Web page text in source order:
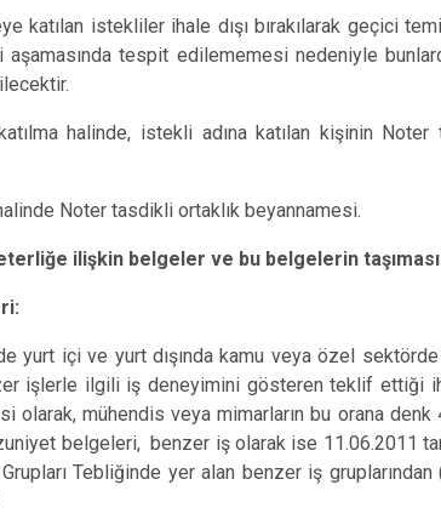
katılan istekliler ihale dışı bırakılarak geçici
tespit edilememesi nedeniyle
halinde, istekli adına katılan kişinin
Noter tasdikli ortaklık beyannamesi.
ilişkin belgeler ve bu belgelerin
yurt içi ve yurt dışında kamu veya özel
işlerle ilgili iş deneyimini gösteren teklif ettiği
mühendis veya mimarların bu orana denk
belgeleri, benzer iş olarak ise 11.06.2011
Tebliğinde yer alan benzer iş